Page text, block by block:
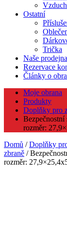
Ostatní
Trička
Naše prodejna
Rezervace
Články o
Moje obrana
Produkty
Doplňky pro
rozměr:
Domů /Doplňky
zbraně /
rozměr: